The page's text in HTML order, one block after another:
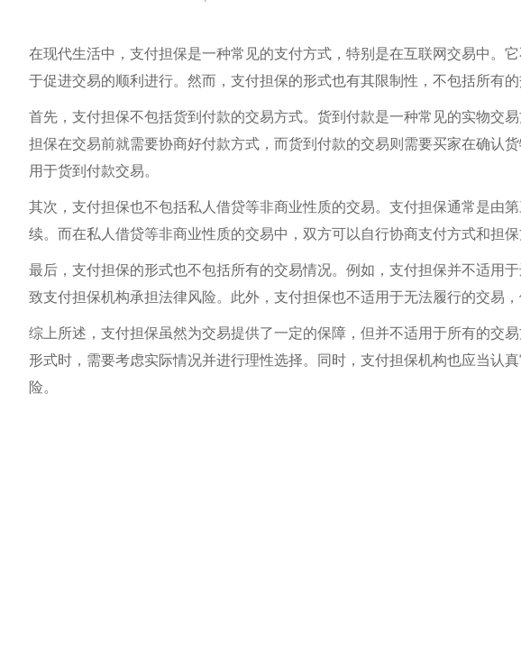
在现代生活中，支付担保是一种常见的支付方式，特别是在互联网交易中。
于促进交易的顺利进行。然而，支付担保的形式也有其限制性，不包括所有的
首先，支付担保不包括货到付款的交易方式。货到付款是一种常见的实物交
担保在交易前就需要协商好付款方式，而货到付款的交易则需要买家在确认
用于货到付款交易。
其次，支付担保也不包括私人借贷等非商业性质的交易。支付担保通常是由
续。而在私人借贷等非商业性质的交易中，双方可以自行协商支付方式和担
最后，支付担保的形式也不包括所有的交易情况。例如，支付担保并不适用
致支付担保机构承担法律风险。此外，支付担保也不适用于无法履行的交易
综上所述，支付担保虽然为交易提供了一定的保障，但并不适用于所有的交
形式时，需要考虑实际情况并进行理性选择。同时，支付担保机构也应当认
险。